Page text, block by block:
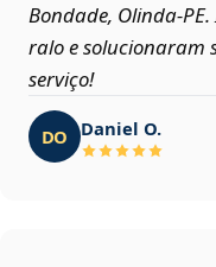
Bondade,
ralo e solucionaram
serviço!
DO Daniel O.